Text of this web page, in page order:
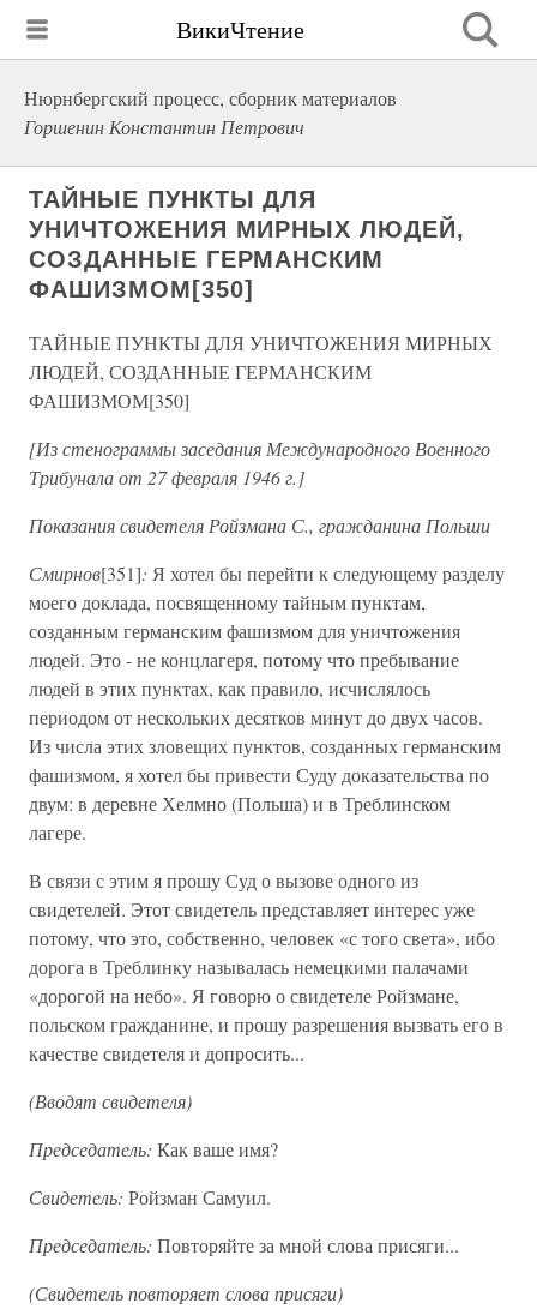
ВикиЧтение
Нюрнбергский процесс, сборник материалов
Горшенин Константин Петрович
ТАЙНЫЕ ПУНКТЫ ДЛЯ
УНИЧТОЖЕНИЯ МИРНЫХ ЛЮДЕЙ,
СОЗДАННЫЕ ГЕРМАНСКИМ
ФАШИЗМОМ[350]
ТАЙНЫЕ ПУНКТЫ ДЛЯ УНИЧТОЖЕНИЯ МИРНЫХ
ЛЮДЕЙ, СОЗДАННЫЕ ГЕРМАНСКИМ
ФАШИЗМОМ[350]
[Из стенограммы заседания Международного Военного
Трибунала от 27 февраля 1946 г.]
Показания свидетеля Ройзмана С., гражданина Польши
Смирнов[351]: Я хотел бы перейти к следующему разделу
моего доклада, посвященному тайным пунктам,
созданным германским фашизмом для уничтожения
людей. Это - не концлагеря, потому что пребывание
людей в этих пунктах, как правило, исчислялось
периодом от нескольких десятков минут до двух часов.
Из числа этих зловещих пунктов, созданных германским
фашизмом, я хотел бы привести Суду доказательства по
двум: в деревне Хелмно (Польша) и в Треблинском
лагере.
В связи с этим я прошу Суд о вызове одного из
свидетелей. Этот свидетель представляет интерес уже
потому, что это, собственно, человек «с того света», ибо
дорога в Треблинку называлась немецкими палачами
«дорогой на небо». Я говорю о свидетеле Ройзмане,
польском гражданине, и прошу разрешения вызвать его в
качестве свидетеля и допросить...
(Вводят свидетеля)
Председатель: Как ваше имя?
Свидетель: Ройзман Самуил.
Председатель: Повторяйте за мной слова присяги...
(Свидетель повторяет слова присяги)